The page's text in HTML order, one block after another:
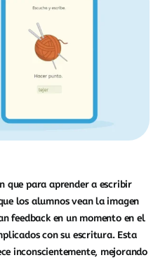
que para aprender a escribir
los alumnos vean la imagen
feedback en un momento en el
con su escritura. Esta
inconscientemente, mejorando